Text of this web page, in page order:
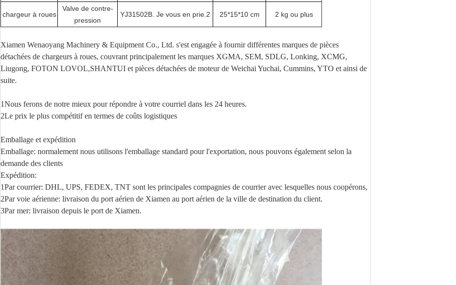
chargeur à roues
Valve de contre-
pression
YJ31502B. Je vous en prie.2 25*15*10 cm 2 kg ou plus
Xiamen Wenaoyang Machinery & Equipment Co., Ltd. s'est engagée à fournir différentes marques de pièces
détachées de chargeurs à roues, couvrant principalement les marques XGMA, SEM, SDLG, Lonking, XCMG,
Liugong, FOTON LOVOL,SHANTUI et pièces détachées de moteur de Weichai Yuchai, Cummins, YTO et ainsi de
suite.
1Nous ferons de notre mieux pour répondre à votre courriel dans les 24 heures.
2Le prix le plus compétitif en termes de coûts logistiques
Emballage et expédition
Emballage: normalement nous utilisons l'emballage standard pour l'exportation, nous pouvons également selon la
demande des clients
Expédition:
1Par courrier: DHL, UPS, FEDEX, TNT sont les principales compagnies de courrier avec lesquelles nous coopérons,
2Par voie aérienne: livraison du port aérien de Xiamen au port aérien de la ville de destination du client.
3Par mer: livraison depuis le port de Xiamen.